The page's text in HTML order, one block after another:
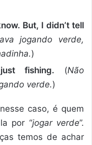
But, I didn’t tell
jogando verde,
)
fishing. (Não
verde.)
nesse caso, é quem
por “jogar verde”.
temos de achar